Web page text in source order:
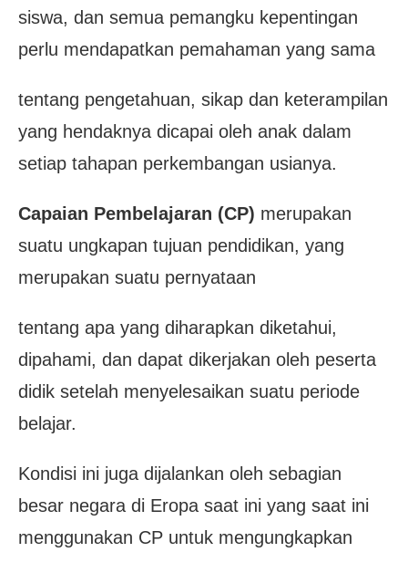
siswa, dan semua pemangku kepentingan
perlu mendapatkan pemahaman yang sama
tentang pengetahuan, sikap dan keterampilan
yang hendaknya dicapai oleh anak dalam
setiap tahapan perkembangan usianya.
Capaian Pembelajaran (CP) merupakan
suatu ungkapan tujuan pendidikan, yang
merupakan suatu pernyataan
tentang apa yang diharapkan diketahui,
dipahami, dan dapat dikerjakan oleh peserta
didik setelah menyelesaikan suatu periode
belajar.
Kondisi ini juga dijalankan oleh sebagian
besar negara di Eropa saat ini yang saat ini
menggunakan CP untuk mengungkapkan